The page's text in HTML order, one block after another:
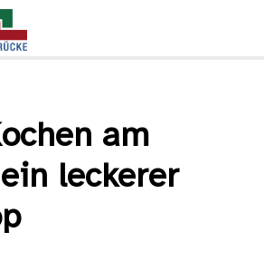
- ein leckerer Workshop
am
leckerer